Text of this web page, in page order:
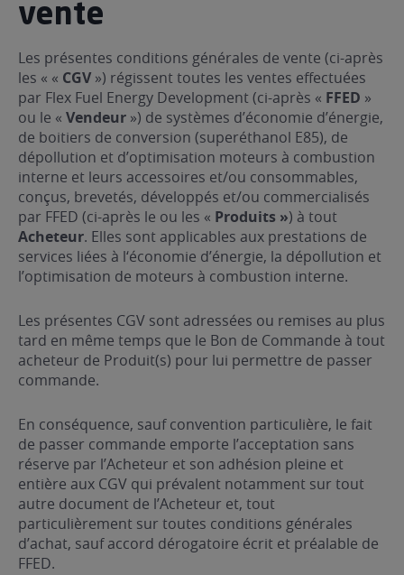
vente
Les présentes conditions générales de vente (ci-après
les « « CGV ») régissent toutes les ventes effectuées
par Flex Fuel Energy Development (ci-après « FFED »
ou le « Vendeur ») de systèmes d’économie d’énergie,
de boitiers de conversion (superéthanol E85), de
dépollution et d’optimisation moteurs à combustion
interne et leurs accessoires et/ou consommables,
conçus, brevetés, développés et/ou commercialisés
par FFED (ci-après le ou les « Produits ») à tout
Acheteur. Elles sont applicables aux prestations de
services liées à l‘économie d’énergie, la dépollution et
l’optimisation de moteurs à combustion interne.
Les présentes CGV sont adressées ou remises au plus
tard en même temps que le Bon de Commande à tout
acheteur de Produit(s) pour lui permettre de passer
commande.
En conséquence, sauf convention particulière, le fait
de passer commande emporte l’acceptation sans
réserve par l’Acheteur et son adhésion pleine et
entière aux CGV qui prévalent notamment sur tout
autre document de l’Acheteur et, tout
particulièrement sur toutes conditions générales
d’achat, sauf accord dérogatoire écrit et préalable de
FFED.